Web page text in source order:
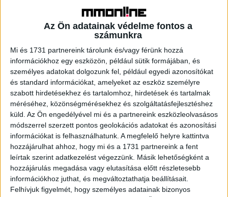
Az Ön adatainak védelme fontos a
számunkra
Mi és 1731 partnereink tárolunk és/vagy férünk hozzá
információkhoz egy eszközön, például sütik formájában, és
személyes adatokat dolgozunk fel, például egyedi azonosítókat
és standard információkat, amelyeket az eszköz személyre
szabott hirdetésekhez és tartalomhoz, hirdetések és tartalmak
méréséhez, közönségmérésekhez és szolgáltatásfejlesztéshez
küld. Az Ön engedélyével mi és a partnereink eszközleolvasásos
módszerrel szerzett pontos geolokációs adatokat és azonosítási
információkat is felhasználhatunk. A megfelelő helyre kattintva
hozzájárulhat ahhoz, hogy mi és a 1731 partnereink a fent
leírtak szerint adatkezelést végezzünk. Másik lehetőségként a
hozzájárulás megadása vagy elutasítása előtt részletesebb
információkhoz juthat, és megváltoztathatja beállításait.
Felhívjuk figyelmét, hogy személyes adatainak bizonyos
baráti kapcsolatok. A világhálón leselkedő veszélyek
ezen felül idegrendszeri hatásokkal járhatnak, így
alvászavarral, stresszel, az iskolai teljesítmény
„Szülőként is felelősségünk van abban, hogy mi magunk is
beszéljünk a gyerekeinkkel ezekről a témákról, hiszen a
felmérés tanulsága szerint a tizenévesek 52 százaléka
nem tudja, hova fordulhat, ha az interneten sérelem éri.
Felelős vállalatként nagy hangsúlyt fektetünk az internet
biztonságosabbá tételére, illetve a felhasználók
tudatosságának növelésére” – mondta Grósz Judit a
Microsoft Magyarország marketing és operatív
igazgatója.
A Microsoft Magyarország az elmúlt tanévben több mint